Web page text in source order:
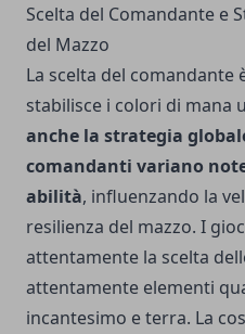
Scelta del Comandante e
del Mazzo
La scelta del
stabilisce i colori di mana
anche la strategia
comandanti variano
abilità, influenzando la
resilienza del mazzo. I
attentamente la scelta
attentamente elementi
incantesimo e terra. La